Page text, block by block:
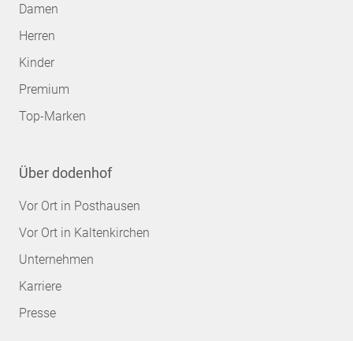
Damen
Herren
Kinder
Premium
Top-Marken
Über dodenhof
Vor Ort in Posthausen
Vor Ort in Kaltenkirchen
Unternehmen
Karriere
Presse